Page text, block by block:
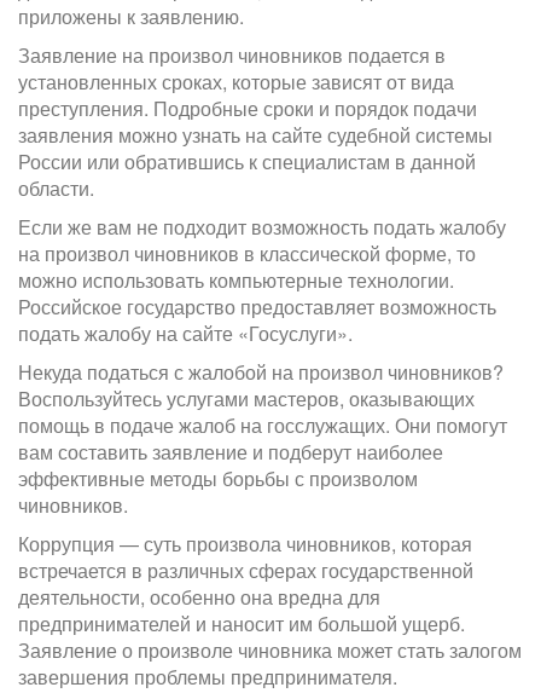
приложены к заявлению.
Заявление на произвол чиновников подается в
установленных сроках, которые зависят от вида
преступления. Подробные сроки и порядок подачи
заявления можно узнать на сайте судебной системы
России или обратившись к специалистам в данной
области.
Если же вам не подходит возможность подать жалобу
на произвол чиновников в классической форме, то
можно использовать компьютерные технологии.
Российское государство предоставляет возможность
подать жалобу на сайте «Госуслуги».
Некуда податься с жалобой на произвол чиновников?
Воспользуйтесь услугами мастеров, оказывающих
помощь в подаче жалоб на госслужащих. Они помогут
вам составить заявление и подберут наиболее
эффективные методы борьбы с произволом
чиновников.
Коррупция — суть произвола чиновников, которая
встречается в различных сферах государственной
деятельности, особенно она вредна для
предпринимателей и наносит им большой ущерб.
Заявление о произволе чиновника может стать залогом
завершения проблемы предпринимателя.